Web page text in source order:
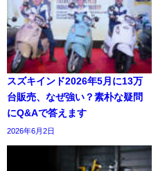
スズキインド2026年5月に13万
台販売、なぜ強い？素朴な疑問
にQ&Aで答えます
2026年6月2日